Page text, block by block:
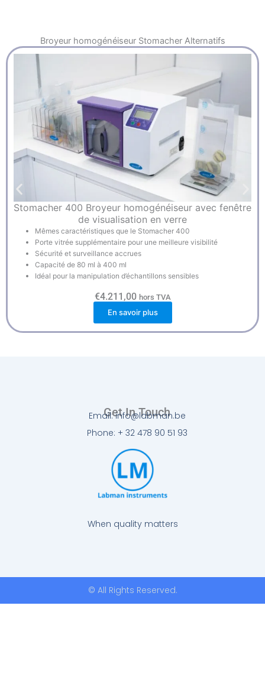
Broyeur homogénéiseur StomacherAlternatifs
Stomacher 400 Broyeur homogénéiseur avec fenêtre
de visualisation en verre
Mêmes caractéristiques que le Stomacher 400
Porte vitrée supplémentaire pour une meilleure visibilité
Sécurité et surveillance accrues
Capacité de 80 ml à 400 ml
Idéal pour la manipulation d’échantillons sensibles
€4.211,00 hors TVA
En savoir plus
When quality matters
Get In Touch
Email: info@labman.be
Phone: + 32 478 90 51 93
© All Rights Reserved.